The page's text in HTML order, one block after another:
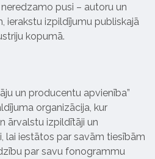
pusi – autoru un
ierakstu izpildījumu publiskajā
kopumā.
un producentu apvienība”
organizācija, kur
ārvalstu izpildītāji un
lai iestātos par savām tiesībām
par savu fonogrammu